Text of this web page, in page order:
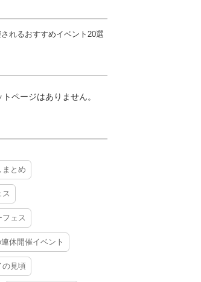
れるおすすめイベント20選
ページはありません。
まとめ
ス
ェス
休開催イベント
の見頃